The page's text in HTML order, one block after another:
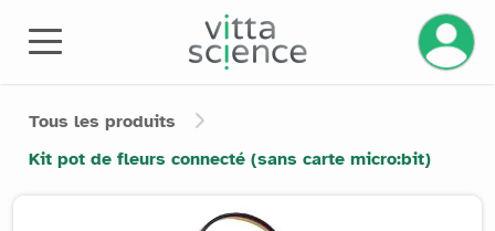
Gérez
Tous les produits
Kit pot de fleurs connecté (sans carte micro:bit)